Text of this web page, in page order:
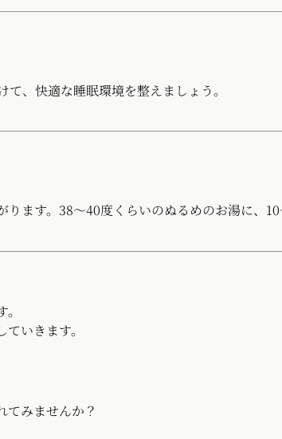
、快適な睡眠環境を整えましょう。
ます。38〜40度くらいのぬるめのお湯に、
いきます。
てみませんか？